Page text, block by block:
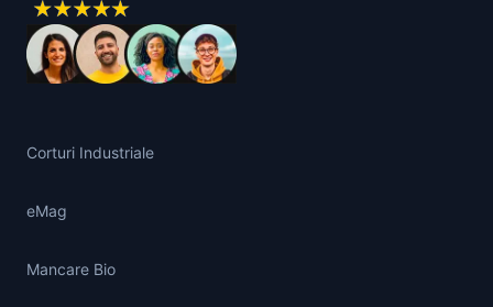
Corturi Industriale
eMag
Mancare Bio